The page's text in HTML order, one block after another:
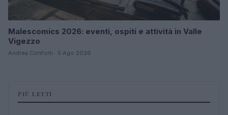
Malescomics 2026: eventi, ospiti e attività in Valle
Vigezzo
Andrea Conforti · 5 Ago 2026
PIÙ LETTI